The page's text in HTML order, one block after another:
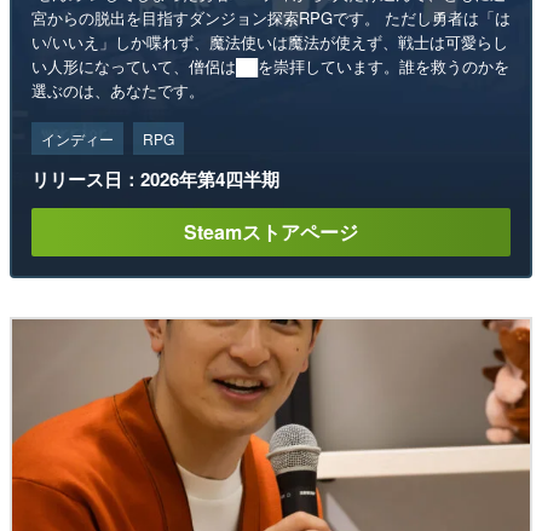
宮からの脱出を目指すダンジョン探索RPGです。 ただし勇者は「は
い/いいえ」しか喋れず、魔法使いは魔法が使えず、戦士は可愛らし
い人形になっていて、僧侶は██を崇拝しています。誰を救うのかを
選ぶのは、あなたです。
インディー RPG
リリース日：2026年第4四半期
Steamストアページ